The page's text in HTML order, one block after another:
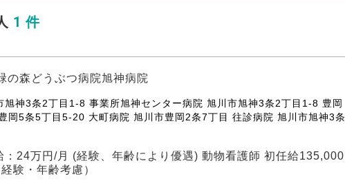
1 件
の森どうぶつ病院旭神病院
旭神3条2丁目1-8 事業所旭神センター病院 旭川市旭神3条2丁目1-8 豊岡
岡5条5丁目5-20 大町病院 旭川市豊岡2条7丁目 往診病院 旭川市旭神3条
：24万円/月 (経験、年齢により優遇) 動物看護師 初任給135,000
験・年齢考慮）